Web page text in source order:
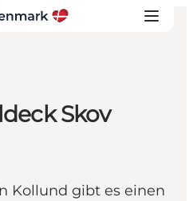
Skov
Kollund gibt es einen